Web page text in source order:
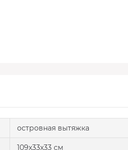
островная вытяжка
109х33х33 см